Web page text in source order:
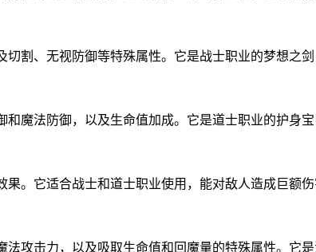
割、无视防御等特殊属性。它是战士职业的梦想之剑
魔法防御，以及生命值加成。它是道士职业的护身
。它适合战士和道士职业使用，能对敌人造成巨额
攻击力，以及吸取生命值和回魔量的特殊属性。它